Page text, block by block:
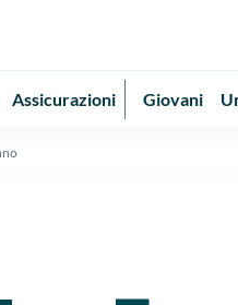
Assicurazioni Giovani